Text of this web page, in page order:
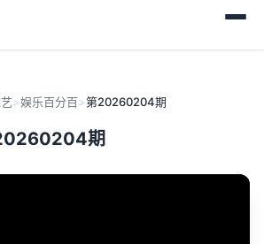
>娱乐百分百>第20260204期
期